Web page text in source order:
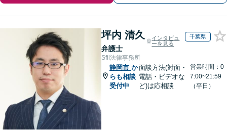
坪内 清久
弁護士
インタビュ
ーを見る
千葉県
Sfil法律事務所
静岡市 か
らも相談
受付中
面談方法(対面・
電話・ビデオな
ど)は応相談
営業時間：0
7:00~21:59
（平日）